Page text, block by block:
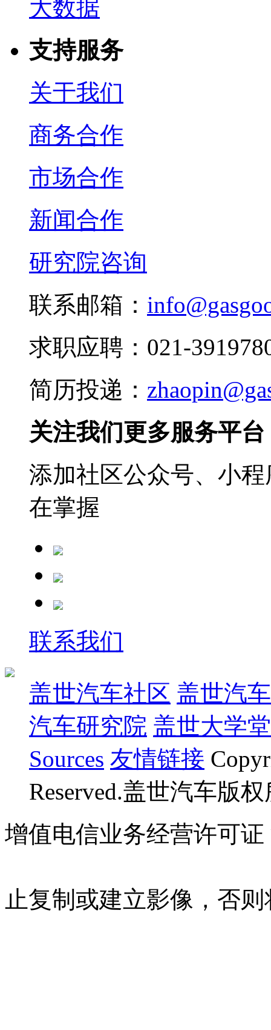
大数据
支持服务
关于我们
商务合作
市场合作
新闻合作
研究院咨询
联系邮箱：
求职应聘：021-
简历投递：
关注我们更多服务平台
添加社区公众号、小
在掌握
联系我们
盖世汽车社区 盖世汽
汽车研究院 盖世大学堂
Sources 友情链接
Reserved.盖世汽车版
增值电信业务经营许可证
止复制或建立影像，否